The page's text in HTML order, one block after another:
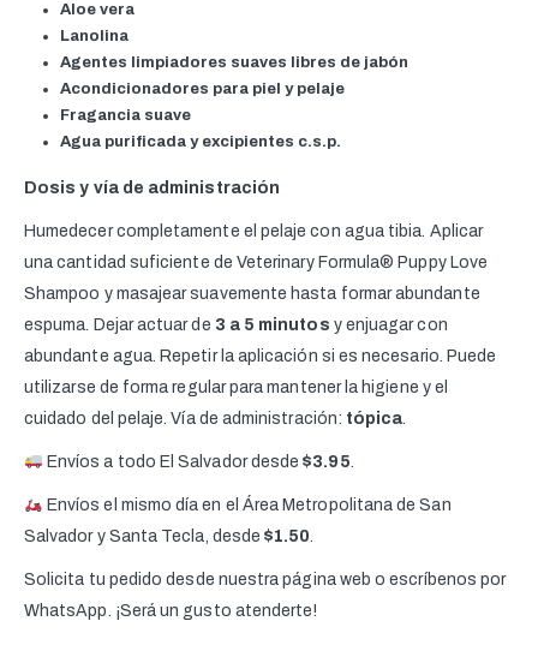
Aloe vera
Lanolina
Agentes limpiadores suaves libres de jabón
Acondicionadores para piel y pelaje
Fragancia suave
Agua purificada y excipientes c.s.p.
Dosis y vía de administración
Humedecer completamente el pelaje con agua tibia. Aplicar
una cantidad suficiente de Veterinary Formula® Puppy Love
Shampoo y masajear suavemente hasta formar abundante
espuma. Dejar actuar de 3 a 5 minutos y enjuagar con
abundante agua. Repetir la aplicación si es necesario. Puede
utilizarse de forma regular para mantener la higiene y el
cuidado del pelaje. Vía de administración: tópica.
Envíos a todo El Salvador desde$3.95.
Envíos el mismo día en el Área Metropolitana de San
Salvador y Santa Tecla, desde$1.50.
Solicita tu pedido desde nuestra página web o escríbenos por
WhatsApp. ¡Será un gusto atenderte!